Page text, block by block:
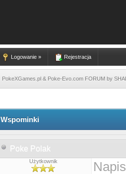
Logowanie » Rejestracja
PokeXGames.pl & Poke-Evo.com FORUM by
Wspominki
Poke Polak
Użytkownik